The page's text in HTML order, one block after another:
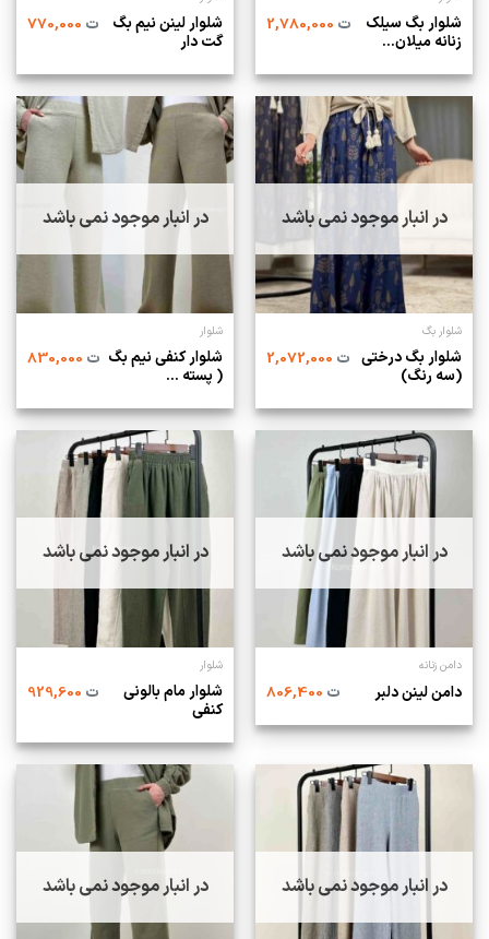
شلوار بگ سیلک
زنانه میلان...
ت2,780,000
شلوار لینن نیم بگ
گت دار
ت770,000
در انبار موجود نمی باشد
شلوار بگ
شلوار بگ درختی
(سه رنگ)
ت2,072,000
در انبار موجود نمی باشد
شلوار
شلوار کنفی نیم بگ
( پسته ...
ت830,000
در انبار موجود نمی باشد
دامن زنانه
دامن لینن دلبر ت806,400
در انبار موجود نمی باشد
شلوار
شلوار مام بالونی
کنفی
ت929,600
در انبار موجود نمی باشد در انبار موجود نمی باشد